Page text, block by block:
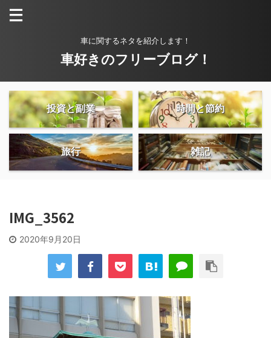
車に関するネタを紹介します！
車好きのフリーブログ！
投資と副業 時間と節約
旅行 雑記
IMG_3562
2020年9月20日